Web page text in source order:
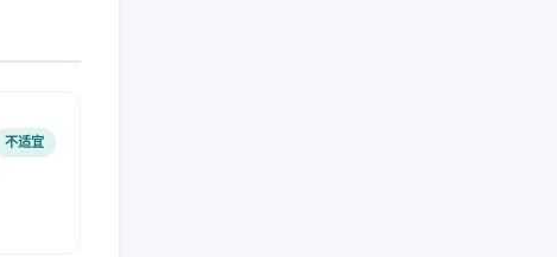
不适宜